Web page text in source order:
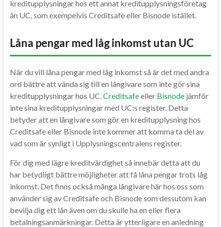
kreditupplysningar hos ett annat kreditupplysningsföretag
än UC, som exempelvis Creditsafe eller Bisnode istället.
Låna pengar med låg inkomst utan UC
När du vill låna pengar med låg inkomst så är det med andra
ord bättre att vända sig till en långivare som inte gör sina
kreditupplysningar hos UC.Creditsafeeller Bisnodejämför
inte sina kreditupplysningar med UC:s register. Detta
betyder att en långivare som gör en kreditupplysning hos
Creditsafe eller Bisnode inte kommer att komma ta del av
vad som är synligt i Upplysningscentralens register.
För dig med lägre kreditvärdighet så innebär detta att du
har betydligt bättre möjligheter att få låna pengar trots låg
inkomst. Det finns också många långivare här hos oss som
använder sig av Creditsafe och Bisnode som dessutom kan
bevilja dig ett lån även om du skulle ha en eller flera
betalningsanmärkningar. Detta är ytterligare en anledning